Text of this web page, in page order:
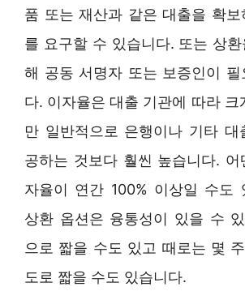
품 또는 재산과 같은 대출을 확
를 요구할 수 있습니다. 또는 상
해 공동 서명자 또는 보증인이 필
다. 이자율은 대출 기관에 따라 크
만 일반적으로 은행이나 기타 대
공하는 것보다 훨씬 높습니다. 어
자율이 연간 100% 이상일 수도
상환 옵션은 융통성이 있을 수
으로 짧을 수도 있고 때로는 몇
도로 짧을 수도 있습니다.